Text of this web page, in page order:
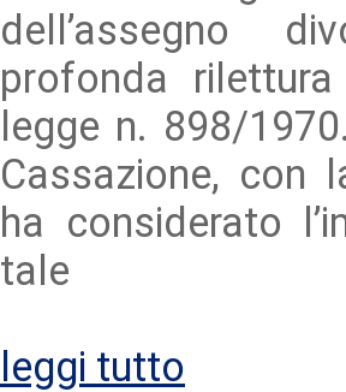
dell’assegno
profonda
legge n. 898/
Cassazione, con
ha considerato
tale
leggi tutto